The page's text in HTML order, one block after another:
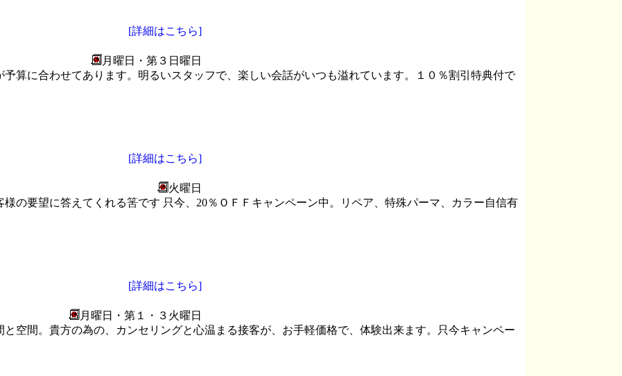
[詳細はこちら]
月曜日・第３日曜日
算に合わせてあります。明るいスタッフで、楽しい会話がいつも溢れています。１０％割引特典付で
[詳細はこちら]
火曜日
の要望に答えてくれる筈です 只今、20％ＯＦＦキャンペーン中。リペア、特殊パーマ、カラー自信有
[詳細はこちら]
月曜日・第１・３火曜日
空間。貴方の為の、カンセリングと心温まる接客が、お手軽価格で、体験出来ます。只今キャンペー